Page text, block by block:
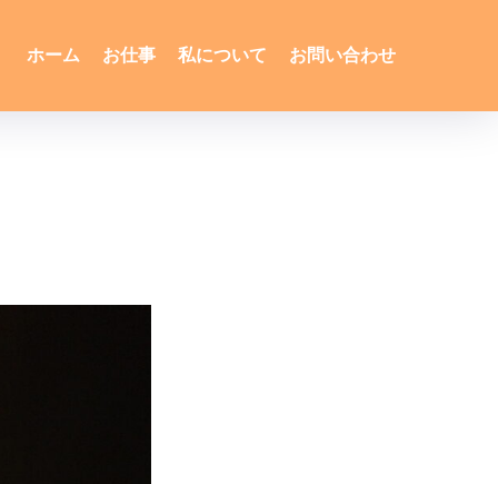
ホーム お仕事 私について お問い合わせ